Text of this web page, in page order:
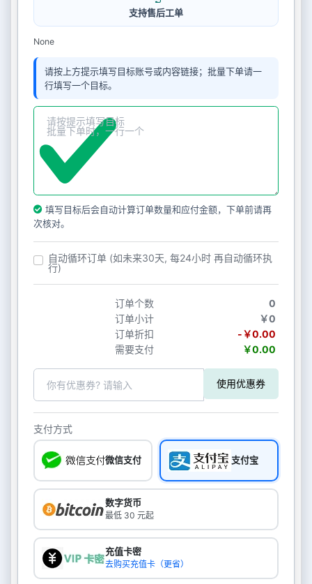
支持售后工单
None
请按上方提示填写目标账号或内容链接；批量下单请一
行填写一个目标。
填写目标后会自动计算订单数量和应付金额，下单前请再
次核对。
自动循环订单 (如未来30天, 每24小时 再自动循环执
行)
订单个数
0
订单小计
￥0
订单折扣
-￥0.00
需要支付
￥0.00
使用优惠券
支付方式
微信支付 支付宝
数字货币
最低 30 元起
充值卡密
去购买充值卡（更省）